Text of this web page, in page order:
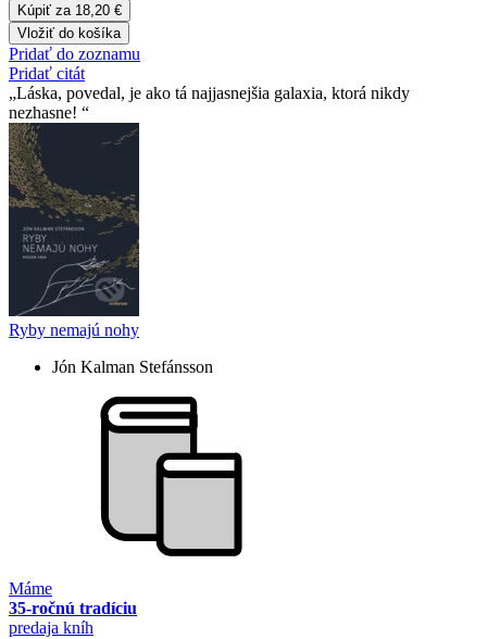
Kúpiť za 18,20 €
Vložiť do košíka
Pridať do zoznamu
Pridať citát
Láska, povedal, je ako tá najjasnejšia galaxia, ktorá nikdy
nezhasne!
Ryby nemajú nohy
Jón Kalman Stefánsson
Máme
35-ročnú tradíciu
predaja kníh